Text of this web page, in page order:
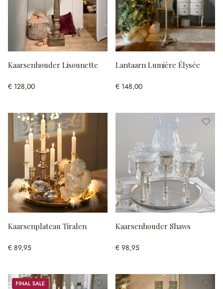
Kaarsenhouder Lisounette
€ 128,00
Lantaarn Lumière Élysée
€ 148,00
Kaarsenplateau Tiralen
€ 89,95
Kaarsenhouder Shaws
€ 98,95
Sale